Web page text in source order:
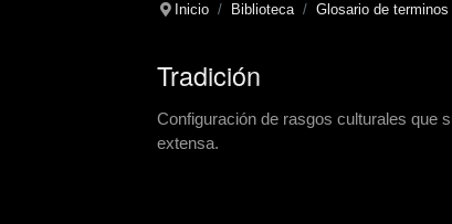
Inicio Biblioteca Glosario de terminos
Tradición
Configuración de rasgos culturales que
extensa.